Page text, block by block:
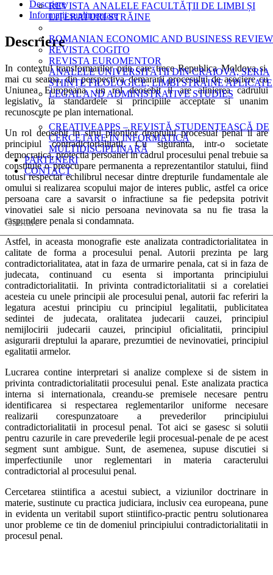
REVISTA ANALELE FACULTĂŢII DE LIMBI ȘI
LITERATURI STRĂINE
ROMANIAN ECONOMIC AND BUSINESS REVIEW
REVISTA COGITO
REVISTA EUROMENTOR
ANALELE UNIVERSITĂȚII DIN CRAIOVA, SERIA
ȘTIINȚE FILOLOGICE, LIMBI STRĂINE APLICATE
LEGAL AND ADMINISTRATIVE STUDIES
CREATIVEAPPS – REVISTĂ STUDENȚEASCĂ DE
CERCETARE ÎN INFORMATICĂ
MULTIDISCIPLINARĂ
PARTENERI
CONTACT
Descriere
Informații suplimentare
Descriere
In contextul transformarilor prin care trece Republica Moldova si,
mai cu seama, din perspectiva demararii procesului de asociere cu
Uniunea Europeana, un rol deosebit il are alinierea cadrului
legislativ la standardele si principiile acceptate si unanim
recunoscute pe plan international.
Un rol deosebit in sirul pilonilor dreptului procesual penal il are
principiul contradictorialitatii. Cu siguranta, intr-o societate
democratica, protectia persoanei in cadrul procesului penal trebuie sa
constituie o preocupare permanenta a reprezentantilor statului, fiind
totusi respectat echilibrul necesar dintre drepturile fundamentale ale
omului si realizarea scopului major de interes public, astfel ca orice
persoana care a savarsit o infractiune sa fie pedepsita potrivit
vinovatiei sale si nicio persoana nevinovata sa nu fie trasa la
raspundere penala si condamnata.
Astfel, in aceasta monografie este analizata contradictorialitatea in
calitate de forma a procesului penal. Autorii prezinta pe larg
contradictorialitatea, atat in faza de urmarire penala, cat si in faza de
judecata, continuand cu esenta si importanta principiului
contradictorialitatii. In privinta contradictorialitatii si a corelatiei
acesteia cu unele principii ale procesului penal, autorii fac referiri la
legatura acestui principiu cu principiul legalitatii, publicitatea
sedintei de judecata, oralitatea judecarii cauzei, principiul
nemijlocirii judecarii cauzei, principiul oficialitatii, principiul
asigurarii dreptului la aparare, prezumtiei de nevinovatiei, principiul
egalitatii armelor.
Lucrarea contine interpretari si analize complexe si de sistem in
privinta contradictorialitatii procesului penal. Este analizata practica
interna si internationala, creandu-se premisele necesare pentru
identificarea si respectarea reglementarilor uniforme necesare
realizarii corespunzatoare a prevederilor principiului
contradictorialitatii in procesul penal. Tot aici se gasesc si solutii
pentru cazurile in care prevederile legii procesual-penale de pe acest
segment sunt ambigue. Sunt, de asemenea, supuse discutiei si
imperfectiunile unor reglementari in materia caracterului
contradictorial al procesului penal.
Cercetarea stiintifica a acestui subiect, a viziunilor doctrinare in
materie, sustinute cu practica judiciara, inclusiv cea europeana, pune
in evidenta un veritabil suport stiintifico-practic pentru solutionarea
unor probleme ce tin de domeniul principiului contradictorialitatii in
procesul penal.